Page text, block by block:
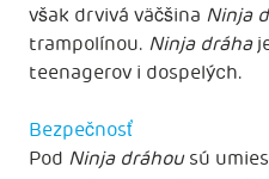
však drvivá väčšina Ninja
trampolínou. Ninja dráha
teenagerov i dospelých.
Bezpečnosť
Pod Ninja dráhousú